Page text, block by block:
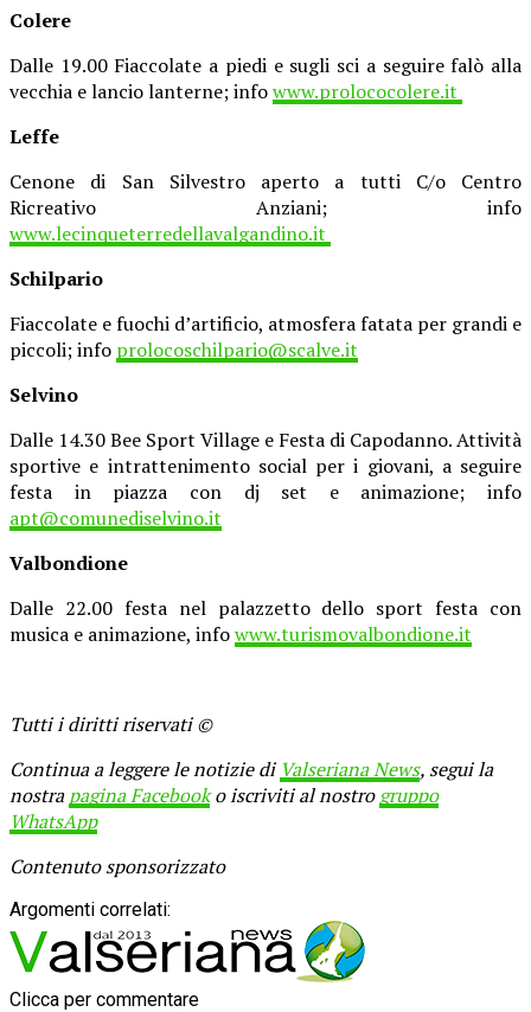
Colere
Dalle 19.00 Fiaccolate a piedi e sugli sci a seguire falò alla
vecchia e lancio lanterne; infowww.prolococolere.it
Leffe
Cenone di San Silvestro aperto a tutti C/o Centro
Ricreativo Anziani; info
www.lecinqueterredellavalgandino.it
Schilpario
Fiaccolate e fuochi d’artificio, atmosfera fatata per grandi e
piccoli; info prolocoschilpario@scalve.it
Selvino
Dalle 14.30 Bee Sport Village e Festa di Capodanno. Attività
sportive e intrattenimento social per i giovani, a seguire
festa in piazza con dj set e animazione; info
apt@comunediselvino.it
Valbondione
Dalle 22.00 festa nel palazzetto dello sport festa con
musica e animazione, infowww.turismovalbondione.it
Tutti i diritti riservati ©
Continua a leggere le notizie di Valseriana News, segui la
nostrapagina Facebooko iscriviti al nostrogruppo
WhatsApp
Contenuto sponsorizzato
Argomenti correlati:
Clicca per commentare